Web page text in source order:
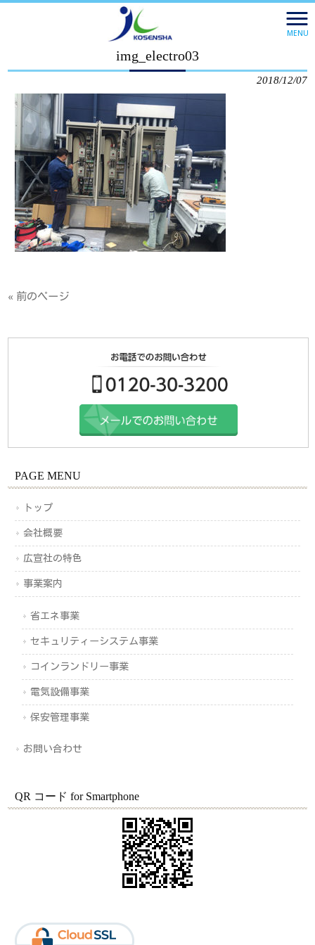
MENU
電気設備事業
img_electro03
2018/12/07
« 前のページ
PAGE MENU
トップ
会社概要
広宣社の特色
事業案内
省エネ事業
セキュリティーシステム事業
コインランドリー事業
電気設備事業
保安管理事業
お問い合わせ
QR コード for Smartphone